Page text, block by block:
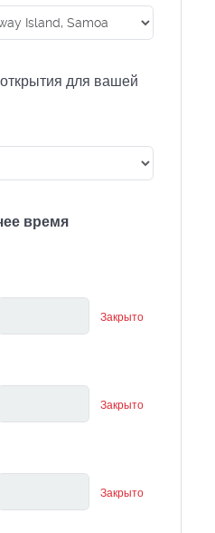
для вашей
время
Закрыто
Закрыто
Закрыто